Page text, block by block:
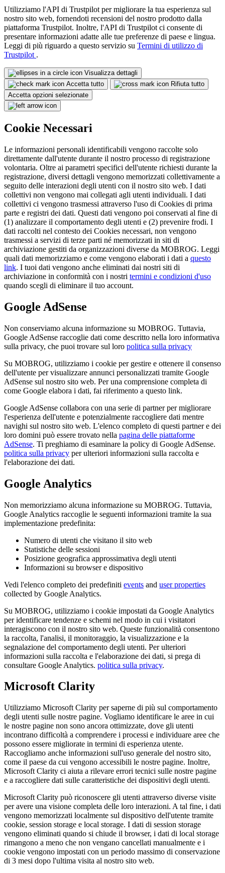
Utilizziamo l'API di Trustpilot per migliorare la tua esperienza sul
nostro sito web, fornendoti recensioni del nostro prodotto dalla
piattaforma Trustpilot. Inoltre, l'API di Trustpilot ci consente di
presentare informazioni adatte alle tue preferenze di paese e lingua.
Leggi di più riguardo a questo servizio su Termini di utilizzo di
Trustpilot .
Visualizza dettagli
Accetta tutto
Rifiuta tutto
Accetta opzioni selezionate
Cookie Necessari
Le informazioni personali identificabili vengono raccolte solo
direttamente dall'utente durante il nostro processo di registrazione
volontaria. Oltre ai parametri specifici dell'utente richiesti durante la
registrazione, diversi dettagli vengono memorizzati collettivamente a
seguito delle interazioni degli utenti con il nostro sito web. I dati
collettivi non vengono mai collegati agli utenti individuali. I dati
collettivi ci vengono trasmessi attraverso l'uso di Cookies di prima
parte e registri dei dati. Questi dati vengono poi conservati al fine di
(1) analizzare il comportamento degli utenti e (2) prevenire frodi. I
dati raccolti nel contesto dei Cookies necessari, non vengono
trasmessi a servizi di terze parti né memorizzati in siti di
archiviazione gestiti da organizzazioni diverse da MOBROG. Leggi
quali dati memorizziamo e come vengono elaborati i dati a questo
link. I tuoi dati vengono anche eliminati dai nostri siti di
archiviazione in conformità con i nostri termini e condizioni d'uso
quando scegli di eliminare il tuo account.
Google AdSense
Non conserviamo alcuna informazione su MOBROG. Tuttavia,
Google AdSense raccoglie dati come descritto nella loro informativa
sulla privacy, che puoi trovare sul loro politica sulla privacy
Su MOBROG, utilizziamo i cookie per gestire e ottenere il consenso
dell'utente per visualizzare annunci personalizzati tramite Google
AdSense sul nostro sito web. Per una comprensione completa di
come Google elabora i dati, fai riferimento a questo link.
Google AdSense collabora con una serie di partner per migliorare
l'esperienza dell'utente e potenzialmente raccogliere dati mentre
navighi sul nostro sito web. L'elenco completo di questi partner e dei
loro domini può essere trovato nella pagina delle piattaforme
AdSense. Ti preghiamo di esaminare la policy di Google AdSense.
politica sulla privacy per ulteriori informazioni sulla raccolta e
l'elaborazione dei dati.
Google Analytics
Non memorizziamo alcuna informazione su MOBROG. Tuttavia,
Google Analytics raccoglie le seguenti informazioni tramite la sua
implementazione predefinita:
Numero di utenti che visitano il sito web
Statistiche delle sessioni
Posizione geografica approssimativa degli utenti
Informazioni su browser e dispositivo
Vedi l'elenco completo dei predefiniti events and user properties
collected by Google Analytics.
Su MOBROG, utilizziamo i cookie impostati da Google Analytics
per identificare tendenze e schemi nel modo in cui i visitatori
interagiscono con il nostro sito web. Queste funzionalità consentono
la raccolta, l'analisi, il monitoraggio, la visualizzazione e la
segnalazione del comportamento degli utenti. Per ulteriori
informazioni sulla raccolta e l'elaborazione dei dati, si prega di
consultare Google Analytics. politica sulla privacy.
Microsoft Clarity
Utilizziamo Microsoft Clarity per saperne di più sul comportamento
degli utenti sulle nostre pagine. Vogliamo identificare le aree in cui
le nostre pagine non sono ancora ottimizzate, dove gli utenti
incontrano difficoltà a comprendere i processi e individuare aree che
possono essere migliorate in termini di esperienza utente.
Raccogliamo anche informazioni sull'uso generale del nostro sito,
come il paese da cui vengono accessibili le nostre pagine. Inoltre,
Microsoft Clarity ci aiuta a rilevare errori tecnici sulle nostre pagine
e a raccogliere dati sulle caratteristiche dei dispositivi degli utenti.
Microsoft Clarity può riconoscere gli utenti attraverso diverse visite
per avere una visione completa delle loro interazioni. A tal fine, i dati
vengono memorizzati localmente sul dispositivo dell'utente tramite
cookie, session storage e local storage. I dati di session storage
vengono eliminati quando si chiude il browser, i dati di local storage
rimangono a meno che non vengano cancellati manualmente e i
cookie vengono impostati con un periodo massimo di conservazione
di 3 mesi dopo l'ultima visita al nostro sito web.